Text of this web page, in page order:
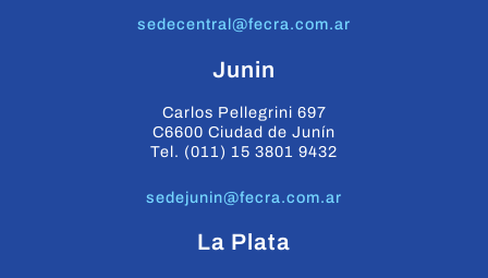
sedecentral@fecra.com.ar
Junin
Carlos Pellegrini 697
C6600 Ciudad de Junín
Tel. (011) 15 3801 9432
sedejunin@fecra.com.ar
La Plata